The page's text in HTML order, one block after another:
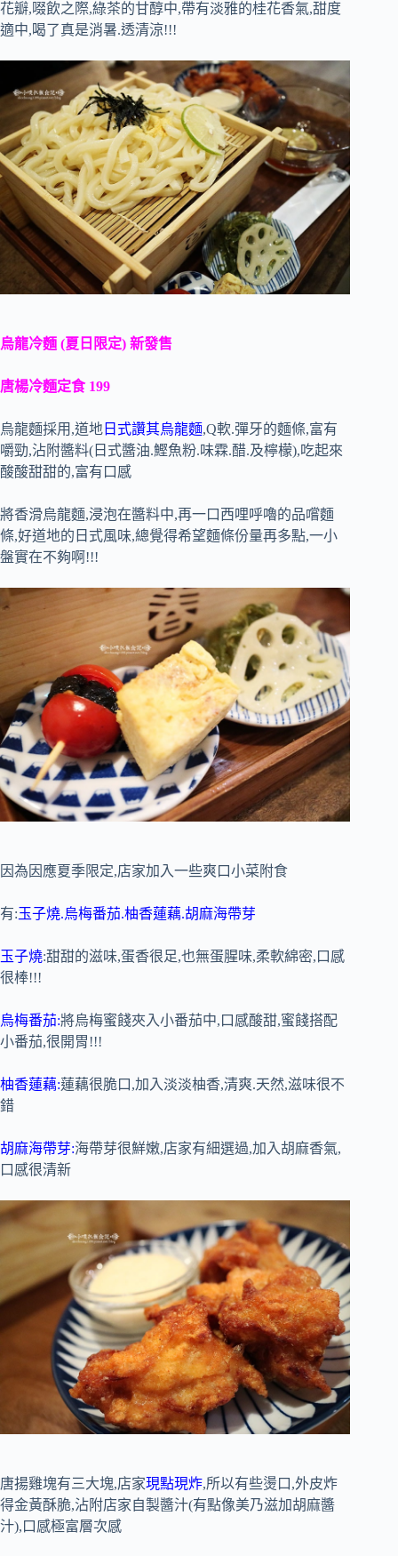
花瓣,啜飲之際,綠茶的甘醇中,帶有淡雅的桂花香氣,甜度
適中,喝了真是消暑.透清涼!!!
烏龍冷麵 (夏日限定) 新發售
唐楊冷麵定食 199
烏龍麵採用,道地 日式讚其烏龍麵,Q軟.彈牙的麵條,富有
嚼勁,沾附醬料(日式醬油.鰹魚粉.味霖.醋.及檸檬),吃起來
酸酸甜甜的,富有口感
將香滑烏龍麵,浸泡在醬料中,再一口西哩呼嚕的品嚐麵
條,好道地的日式風味,總覺得希望麵條份量再多點,一小
盤實在不夠啊!!!
因為因應夏季限定,店家加入一些爽口小菜附食
有:玉子燒.烏梅番茄.柚香蓮藕.胡麻海帶芽
玉子燒:甜甜的滋味,蛋香很足,也無蛋腥味,柔軟綿密,口感
很棒!!!
烏梅番茄:將烏梅蜜餞夾入小番茄中,口感酸甜,蜜餞搭配
小番茄,很開胃!!!
柚香蓮藕:蓮藕很脆口,加入淡淡柚香,清爽.天然,滋味很不
錯
胡麻海帶芽:海帶芽很鮮嫩,店家有細選過,加入胡麻香氣,
口感很清新
唐揚雞塊有三大塊,店家現點現炸,所以有些燙口,外皮炸
得金黃酥脆,沾附店家自製醬汁(有點像美乃滋加胡麻醬
汁),口感極富層次感